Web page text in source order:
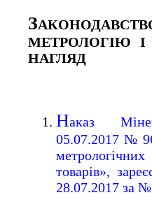
З
МЕТРОЛОГІЮ І
НАГЛЯД
Наказ
05.07.2017 №
товарів»,
28.07.2017 за